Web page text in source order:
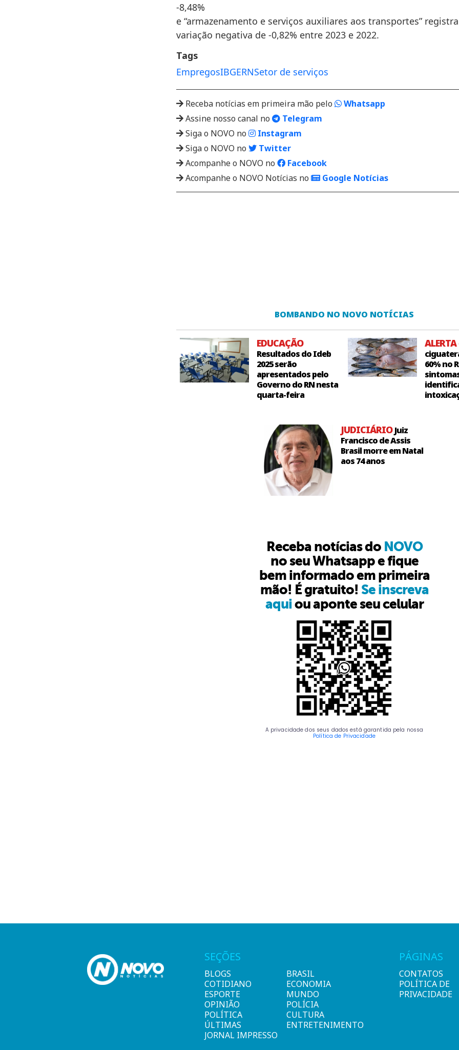
-8,48%
e “armazenamento e serviços auxiliares aos transportes”
variação negativa de -0,82% entre 2023 e 2022.
Tags
EmpregosIBGERNSetor de serviços
Receba notícias em primeira mão pelo
Whatsapp
Assine nosso canal no
Telegram
Siga o NOVO no
Instagram
Siga o NOVO no
Twitter
Acompanhe o NOVO no
Facebook
Acompanhe o NOVO Notícias no
Google Notícias
BOMBANDO NO NOVO NOTÍCIAS
EDUCAÇÃO
Resultados do Ideb
2025 serão
apresentados pelo
Governo do RN nesta
quarta-feira
ALERTA
60% no
JUDICIÁRIOJuiz
Francisco de Assis
Brasil morre em Natal
aos 74 anos
Receba notícias do NOVO
no seu Whatsapp e fique
bem informado em primeira
mão! É gratuito! Se inscreva
aquiou aponte seu celular
A privacidade dos seus dados está garantida pela nossa
Política de Privacidade
SEÇÕES
BLOGS
BRASIL
COTIDIANO
ECONOMIA
ESPORTE
MUNDO
OPINIÃO
POLÍCIA
POLÍTICA
CULTURA
ÚLTIMAS
ENTRETENIMENTO
JORNAL IMPRESSO
PÁGINAS
CONTATOS
POLÍTICA DE
PRIVACIDADE